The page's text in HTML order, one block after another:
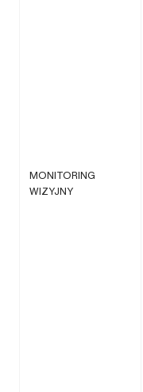
MONITORING
WIZYJNY